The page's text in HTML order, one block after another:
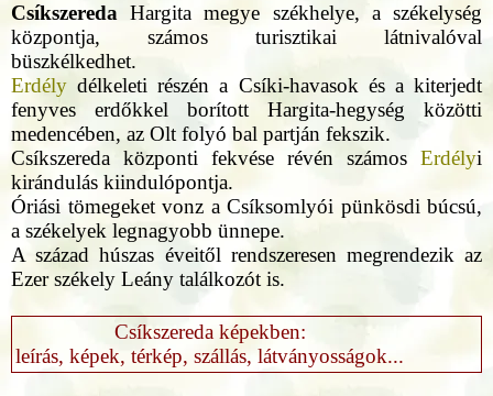
Csíkszereda Hargita megye székhelye, a székelység
központja, számos turisztikai látnivalóval
büszkélkedhet.
Erdély délkeleti részén a Csíki-havasok és a kiterjedt
fenyves erdőkkel borított Hargita-hegység közötti
medencében, az Olt folyó bal partján fekszik.
Csíkszereda központi fekvése révén számos Erdélyi
kirándulás kiindulópontja.
Óriási tömegeket vonz a Csíksomlyói pünkösdi búcsú,
a székelyek legnagyobb ünnepe.
A század húszas éveitől rendszeresen megrendezik az
Ezer székely Leány találkozót is.
Csíkszereda képekben:
leírás, képek, térkép, szállás, látványosságok...